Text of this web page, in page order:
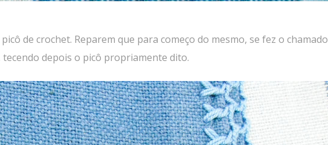
de crochet. Reparem que para começo do mesmo, se fez o chamado
depois o picô propriamente dito.